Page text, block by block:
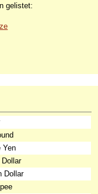
gelistet:
Yen
Dollar
Dollar